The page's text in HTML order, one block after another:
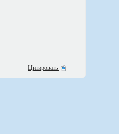
Цитировать